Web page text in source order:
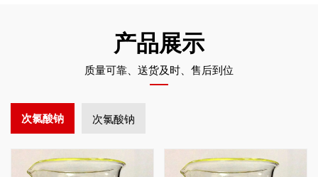
产品展示
质量可靠、送货及时、售后到位
次氯酸钠 次氯酸钠